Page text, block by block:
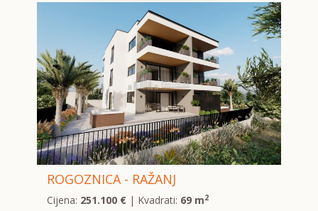
ROGOZNICA - RAŽANJ
Cijena: 251.100 €| Kvadrati: 69 m2